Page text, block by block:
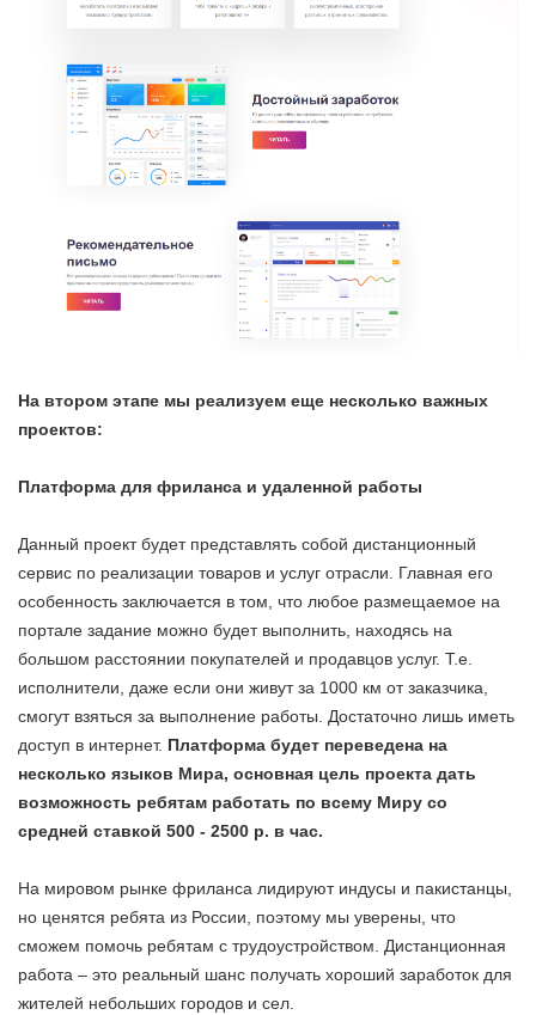
На втором этапе мы реализуем еще несколько важных
проектов:
Платформа для фриланса и удаленной работы
Данный проект будет представлять собой дистанционный
сервис по реализации товаров и услуг отрасли. Главная его
особенность заключается в том, что любое размещаемое на
портале задание можно будет выполнить, находясь на
большом расстоянии покупателей и продавцов услуг. Т.е.
исполнители, даже если они живут за 1000 км от заказчика,
смогут взяться за выполнение работы. Достаточно лишь иметь
доступ в интернет. Платформа будет переведена на
несколько языков Мира, основная цель проекта дать
возможность ребятам работать по всему Миру со
средней ставкой 500 - 2500 р. в час.
На мировом рынке фриланса лидируют индусы и пакистанцы,
но ценятся ребята из России, поэтому мы уверены, что
сможем помочь ребятам с трудоустройством. Дистанционная
работа – это реальный шанс получать хороший заработок для
жителей небольших городов и сел.